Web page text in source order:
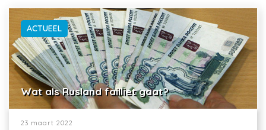
ACTUEEL
Wat als Rusland failliet gaat?
23 maart 2022